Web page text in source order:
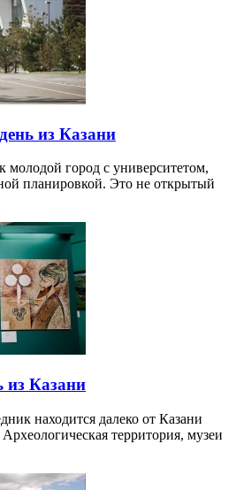
из Казани
молодой город с университетом,
планировкой. Это не открытый
из Казани
находится далеко от Казани
территория, музеи